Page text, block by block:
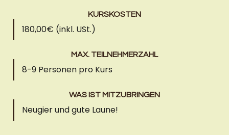
KURSKOSTEN
180,00€ (inkl. USt.)
MAX. TEILNEHMERZAHL
8-9 Personen pro Kurs
WAS IST MITZUBRINGEN
Neugier und gute Laune!